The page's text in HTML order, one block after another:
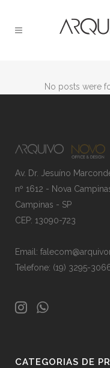
No posts were
Av. Dr. Jesuíno
nº 1612 - Nova
Campinas - SP
CEP: 13090-723
Email:
Telefone: (19) 3295-
CATEGORIAS DE